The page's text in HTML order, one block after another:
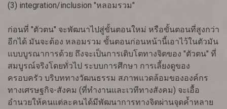
(3) integration/inclusion "หลอมรวม"
ก่อนที่ "ตัวตน" จะพัฒนาไปสู่ขั้นตอนใหม่ หรือขั้นตอนที่สูงกว่า
อีกได้ มันจะต้อง หลอมรวม ขั้นตอนก่อนหน้านี้เอาไว้ในตัวมัน
แบบบูรณาการด้วย ถึงจะเป็นการเติบโตทางจิตของ "ตัวตน" ที่
สมบูรณ์จริงโดยทั่วไป ระบบการศึกษา การเลี้ยงดูของ
ครอบครัว บริบททางวัฒนธรรม สภาพแวดล้อมขององค์กร
ทางเศรษฐกิจ-สังคม (ที่ทำงานและเวทีทางสังคม) จะเอื้อ
อำนวยให้คนแต่ละคนได้มีพัฒนาการทางจิตผ่านจุดค้ำหลาย